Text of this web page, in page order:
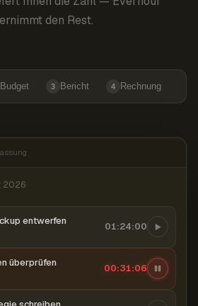
den Rest.
Budget 3 Bericht 4 Rechnung
2026
entwerfen 01:24:00
überprüfen 00:31:06